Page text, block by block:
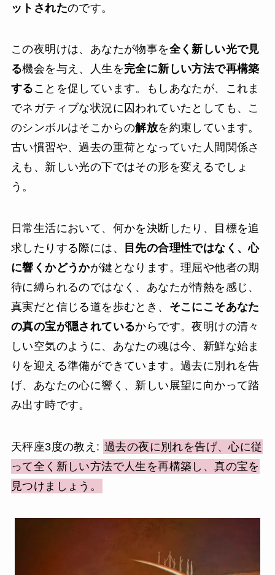
ットされたのです。
この夜明けは、あなたが物事を全く新しい光で見
る機会を与え、人生を完全に新しい方法で再構築
する ことを促しています。もしあなたが、これま
でネガティブな状況に囚われていたとしても、こ
のシンボルはそこからの解放を約束しています。
古い慣習や、過去の重荷となっていた人間関係さ
えも、新しい光の下ではその形を変えるでしょ
う。
日常生活において、何かを決断したり、目標を追
求したりする際には、
目先の合理性ではなく、心
に響くかどうかが鍵となります。理屈や他者の期
待に縛られるのではなく、あなたが情熱を感じ、
真実だと信じる道を歩むとき、 そこにこそあなた
の真の宝が隠されているからです。夜明けの清々
しい空気のように、あなたの魂は今、新鮮な始ま
りを迎える準備ができています。過去に別れを告
げ、あなたの心に響く、新しい展望に向かって踏
み出す時です。
天秤座3度の教え: 過去の夜に別れを告げ、心に従
って全く新しい方法で人生を再構築し、真の宝を
見つけましょう。